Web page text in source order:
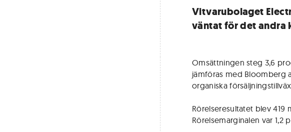
Vitvarubolaget
väntat för det andra
Omsättningen steg 3,6
jämföras med Bloomberg
organiska
Rörelseresultatet blev 419
Rörelsemarginalen var 1,2